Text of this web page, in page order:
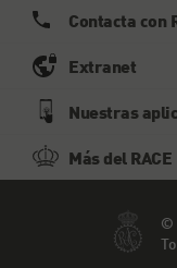
Contacta con
Extranet
Nuestras
Más del RACE
©